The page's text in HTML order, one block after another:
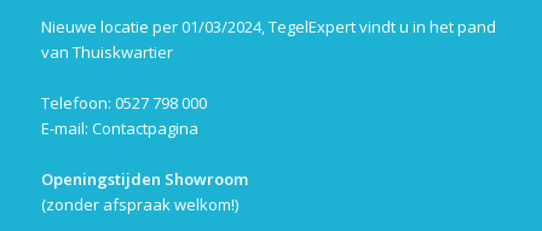
Nieuwe locatie per 01/03/2024, TegelExpert vindt u in het pand
van Thuiskwartier
Telefoon: 0527 798 000
E-mail: Contactpagina
Openingstijden Showroom
(zonder afspraak welkom!)